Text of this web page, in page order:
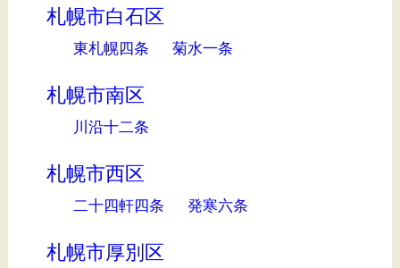
札幌市白石区
東札幌四条 菊水一条
札幌市南区
川沿十二条
札幌市西区
二十四軒四条 発寒六条
札幌市厚別区